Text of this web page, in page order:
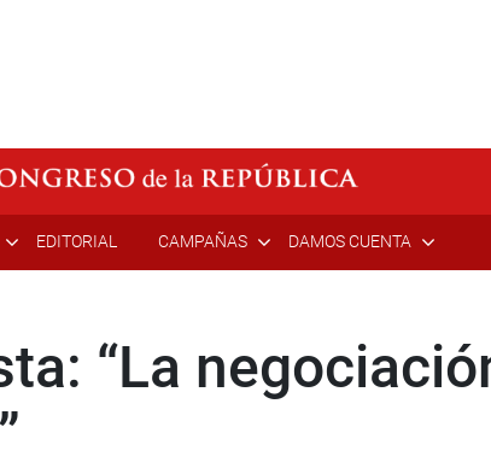
EDITORIAL CAMPAÑAS DAMOS CUENTA
“La